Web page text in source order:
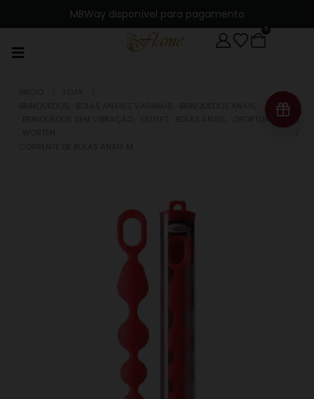
MBWay disponível para pagamento
0
OPORTUNIDADES,